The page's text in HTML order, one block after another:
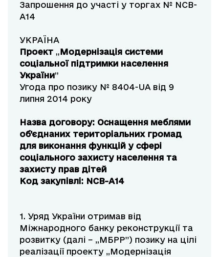
Запрошення до участі у торгах № NCB-
A14
УКРАЇНА
Проект „Модернізація системи
соціальної підтримки населення
України”
Угода про позику № 8404-UA від 9
липня 2014 року
Назва договору: Оснащення меблями
об’єднаних територіальних громад
для виконання функцій у сфері
соціального захисту населення та
захисту прав дітей
Код закупівлі: NCB-A14
1. Уряд України отримав від
Міжнародного банку реконструкції та
розвитку (далі – „МБРР”) позику на цілі
реалізації проекту „Модернізація